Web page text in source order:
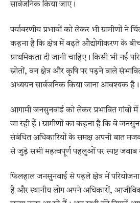
सार्वजनिक किया जाए।
पर्यावरणीय प्रभावों को लेकर भी ग्रामीणों ने
कहना है कि क्षेत्र में बढ़ते औद्योगीकरण के
प्राथमिकता दी जानी चाहिए। किसी भी नई
स्रोतों, वन क्षेत्र और कृषि पर पड़ने वाले
अध्ययन सार्वजनिक किया जाना आवश्यक है।
आगामी जनसुनवाई को लेकर प्रभावित गांवों
जा रही हैं। ग्रामीणों का कहना है कि वे
संबंधित अधिकारियों के समक्ष अपनी बात
से जुड़े सभी महत्वपूर्ण पहलुओं पर स्पष्ट जवाब
फिलहाल जनसुनवाई से पहले क्षेत्र में
है और स्थानीय लोग अपने अधिकारों,